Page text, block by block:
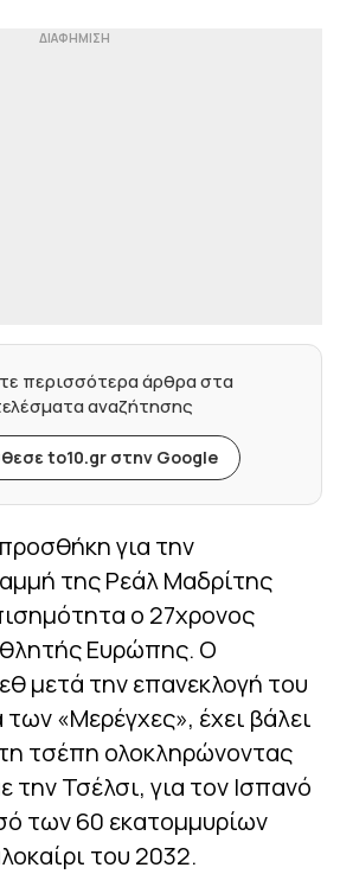
περισσότερα άρθρα στα
αναζήτησης
to10.gr στην Google
για την
της Ρεάλ Μαδρίτης
ο 27χρονος
Ευρώπης. Ο
μετά την επανεκλογή του
«Μερέγχες», έχει βάλει
τσέπη ολοκληρώνοντας
την Τσέλσι, για τον Ισπανό
των 60 εκατομμυρίων
του 2032.